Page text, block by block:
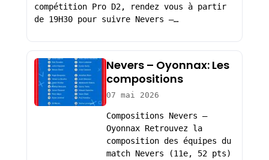
compétition Pro D2, rendez vous à partir
de 19H30 pour suivre Nevers –…
Nevers – Oyonnax: Les
compositions
07 mai 2026
Compositions Nevers –
Oyonnax Retrouvez la
composition des équipes du
match Nevers (11e, 52 pts)